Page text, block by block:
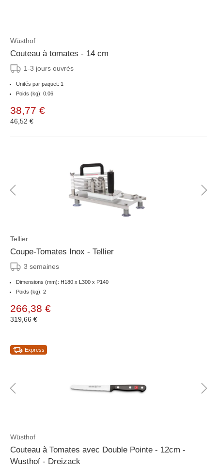
Wüsthof
Couteau à tomates - 14 cm
1-3 jours ouvrés
Unités par paquet: 1
Poids (kg): 0.06
38,77 €
46,52 €
Tellier
Coupe-Tomates Inox - Tellier
3 semaines
Dimensions (mm): H180 x L300 x P140
Poids (kg): 2
266,38 €
319,66 €
Express
Wüsthof
Couteau à Tomates avec Double Pointe - 12cm -
Wusthof - Dreizack